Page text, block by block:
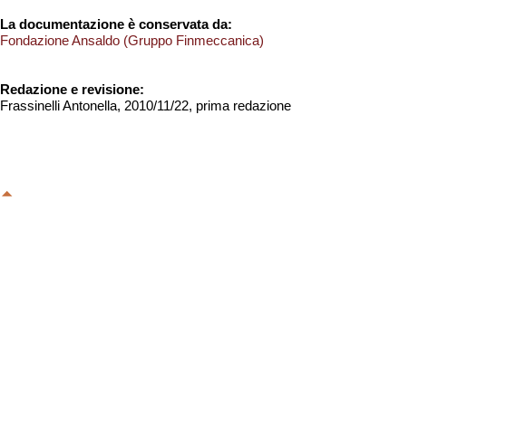
La documentazione è conservata da:
Fondazione Ansaldo (Gruppo Finmeccanica)
Redazione e revisione:
Frassinelli Antonella, 2010/11/22, prima redazione